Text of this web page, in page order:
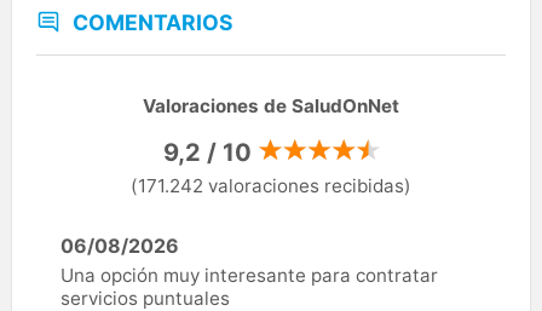
COMENTARIOS
Valoraciones de SaludOnNet
9,2 / 10
(171.242 valoraciones recibidas)
06/08/2026
Una opción muy interesante para contratar
servicios puntuales